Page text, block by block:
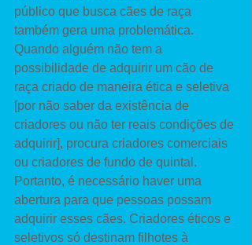
público que busca cães de raça
também gera uma problemática.
Quando alguém não tem a
possibilidade de adquirir um cão de
raça criado de maneira ética e seletiva
[por não saber da existência de
criadores ou não ter reais condições de
adquirir], procura criadores comerciais
ou criadores de fundo de quintal.
Portanto, é necessário haver uma
abertura para que pessoas possam
adquirir esses cães. Criadores éticos e
seletivos só destinam filhotes à